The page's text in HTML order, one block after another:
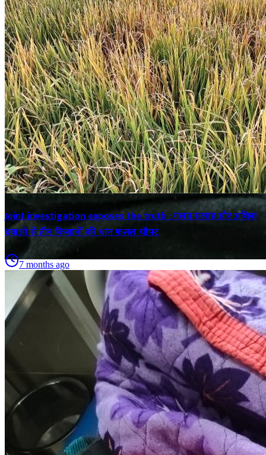
Joint investigation exposes the truth : गलत सलाह और अधिक
दवाओं से तीन किसानों की धान फसल चौपट
7 months ago